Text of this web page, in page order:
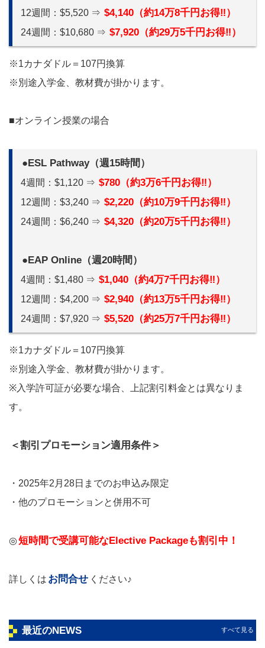
12週間：$5,520 ⇒ $4,140（約14万8千円お得‼）
24週間：$10,680 ⇒ $7,920（約29万5千円お得‼）
※1カナダドル＝107円換算
※別途入学金、教材費が掛かります。
■オンライン授業の場合
●ESL Pathway（週15時間）
4週間：$1,120 ⇒ $780（約3万6千円お得‼）
12週間：$3,240 ⇒ $2,220（約10万9千円お得‼）
24週間：$6,240 ⇒ $4,320（約20万5千円お得‼）
●EAP Online（週20時間）
4週間：$1,480 ⇒ $1,040（約4万7千円お得‼）
12週間：$4,200 ⇒ $2,940（約13万5千円お得‼）
24週間：$7,920 ⇒ $5,520（約25万7千円お得‼）
※1カナダドル＝107円換算
※別途入学金、教材費が掛かります。
※入学許可証が必要な場合、上記割引料金とは異なりま
す。
＜割引プロモーション適用条件＞
・2025年2月28日までのお申込み限定
・他のプロモーションと併用不可
◎短時間で受講可能なElective Packageも割引中！
詳しくは お問合せ ください♪
最近のNEWS すべて見る